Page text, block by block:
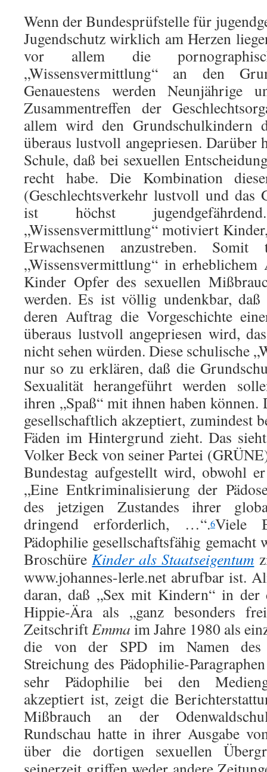
Wenn der Bundesprüfstelle für
Jugendschutz wirklich am Herzen
vor allem die
„Wissensvermittlung“ an den
Genauestens werden Neunjährige
Zusammentreffen der
allem wird den Grundschulkindern
überaus lustvoll angepriesen. Darüber
Schule, daß bei sexuellen
recht habe. Die Kombination
(Geschlechtsverkehr lustvoll und das
ist höchst
„Wissensvermittlung“ motiviert
Erwachsenen anzustreben.
„Wissensvermittlung“ in erheblichem
Kinder Opfer des sexuellen
werden. Es ist völlig undenkbar,
deren Auftrag die Vorgeschichte
überaus lustvoll angepriesen wird,
nicht sehen würden. Diese schulische
nur so zu erklären, daß die
Sexualität herangeführt werden
ihren „Spaß“ mit ihnen haben
gesellschaftlich akzeptiert, zumindest
Fäden im Hintergrund zieht. Das
Volker Beck von seiner Partei
Bundestag aufgestellt wird, obwohl
„Eine Entkriminalisierung der
des jetzigen Zustandes ihrer
dringend erforderlich, …“.6Viele
Pädophilie gesellschaftsfähig gemacht
BroschüreKinder als Staatseigentum
www.johannes-lerle.net abrufbar ist.
daran, daß „Sex mit Kindern“ in der
Hippie-Ära als „ganz besonders
ZeitschriftEmma im Jahre 1980 als
die von der SPD im Namen des
Streichung des Pädophilie-
sehr Pädophilie bei den
akzeptiert ist, zeigt die
Mißbrauch an der
Rundschau hatte in ihrer Ausgabe
über die dortigen sexuellen